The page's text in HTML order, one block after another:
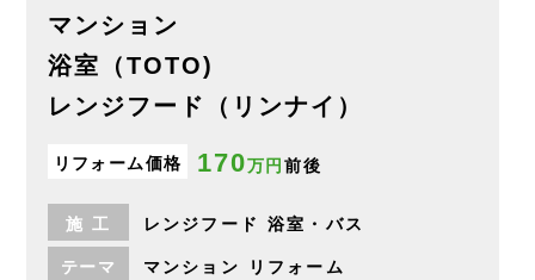
マンション
浴室（TOTO)
レンジフード（リンナイ）
リフォーム価格 170万円 前後
施工 レンジフード 浴室・バス
テーマ マンション リフォーム